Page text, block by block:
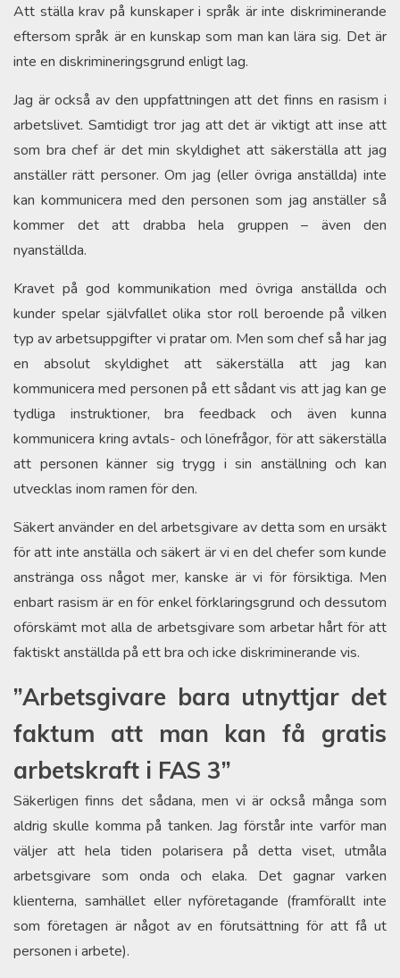
Att ställa krav på kunskaper i språk är inte diskriminerande
eftersom språk är en kunskap som man kan lära sig. Det är
inte en diskrimineringsgrund enligt lag.
Jag är också av den uppfattningen att det finns en rasism i
arbetslivet. Samtidigt tror jag att det är viktigt att inse att
som bra chef är det min skyldighet att säkerställa att jag
anställer rätt personer. Om jag (eller övriga anställda) inte
kan kommunicera med den personen som jag anställer så
kommer det att drabba hela gruppen – även den
nyanställda.
Kravet på god kommunikation med övriga anställda och
kunder spelar självfallet olika stor roll beroende på vilken
typ av arbetsuppgifter vi pratar om. Men som chef så har jag
en absolut skyldighet att säkerställa att jag kan
kommunicera med personen på ett sådant vis att jag kan ge
tydliga instruktioner, bra feedback och även kunna
kommunicera kring avtals- och lönefrågor, för att säkerställa
att personen känner sig trygg i sin anställning och kan
utvecklas inom ramen för den.
Säkert använder en del arbetsgivare av detta som en ursäkt
för att inte anställa och säkert är vi en del chefer som kunde
anstränga oss något mer, kanske är vi för försiktiga. Men
enbart rasism är en för enkel förklaringsgrund och dessutom
oförskämt mot alla de arbetsgivare som arbetar hårt för att
faktiskt anställda på ett bra och icke diskriminerande vis.
”Arbetsgivare bara utnyttjar det
faktum att man kan få gratis
arbetskraft i FAS 3”
Säkerligen finns det sådana, men vi är också många som
aldrig skulle komma på tanken. Jag förstår inte varför man
väljer att hela tiden polarisera på detta viset, utmåla
arbetsgivare som onda och elaka. Det gagnar varken
klienterna, samhället eller nyföretagande (framförallt inte
som företagen är något av en förutsättning för att få ut
personen i arbete).